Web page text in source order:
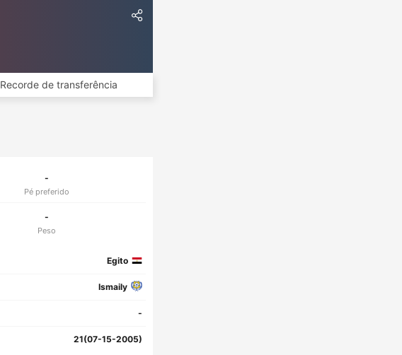
Recorde de transferência
-
Pé preferido
-
Peso
Egito
Ismaily
-
21(07-15-2005)